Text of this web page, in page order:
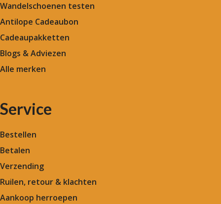
Wandelschoenen testen
Antilope Cadeaubon
Cadeaupakketten
Blogs & Adviezen
Alle merken
Service
Bestellen
Betalen
Verzending
Ruilen, retour & klachten
Aankoop herroepen